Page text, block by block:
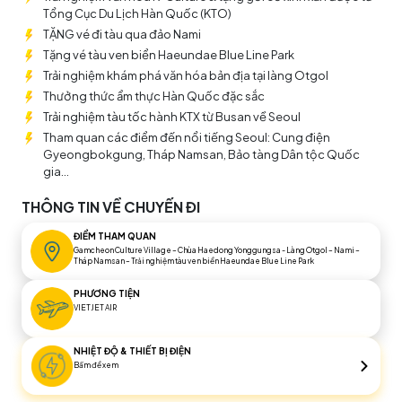
vớithủđôsôiđộngSeoul– nơigiao
hiệnđạivànétvănhóalâuđời để
khám phá các điểm đếnbiểutượng nổitiếng
phố. Đây không chỉ là chuyến du lịch đơn thuần mà còn là
hành trình trải nghiệm, nơi du khách có thể khám phá thiên
nhiên, văn hóa, ẩm thực và lưu giữ những khoảnh khắc đáng
nhớ của mùa hè tại Hàn Quốc.
Tổng Cục Du Lịch Hàn Quốc (KTO)
TẶNG vé đi tàu qua đảo Nami
Tặng vé tàu ven biển Haeundae Blue Line Park
Trải nghiệm khám phá văn hóa bản địa tại làng Otgol
Thưởng thức ẩm thực Hàn Quốc đặc sắc
Trải nghiệm tàu tốc hành KTX từ Busan về Seoul
Tham quan các điểm đến nổi tiếng Seoul: Cung điện
Gyeongbokgung, Tháp Namsan, Bảo tàng Dân tộc Quốc
gia...
THÔNG TIN VỀ CHUYẾN ĐI
ĐIỂM THAM QUAN
Gamcheon Culture Village – Chùa Haedong Yonggungsa - Làng Otgol – Nami –
Tháp Namsan – Trải nghiệm tàu ven biển Haeundae Blue Line Park
PHƯƠNG TIỆN
VIETJET AIR
NHIỆT ĐỘ & THIẾT BỊ ĐIỆN
Bấm để xem